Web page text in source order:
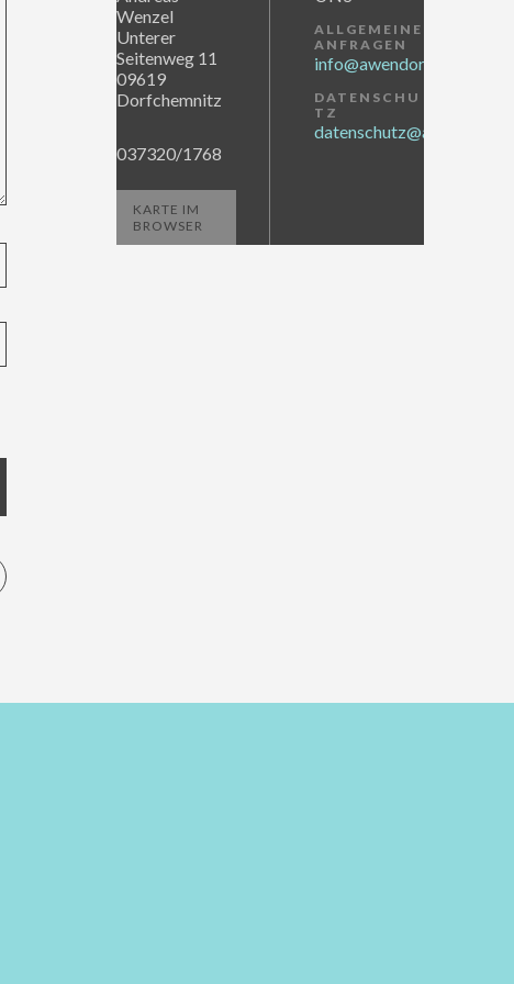
Wenzel
Unterer
Seitenweg 11
09619
Dorfchemnitz
037320/1768
KARTE IM
BROWSER
ALLGEMEINE
ANFRAGEN
info@awendor.de
DATENSCHU
TZ
datenschutz@awendor.de